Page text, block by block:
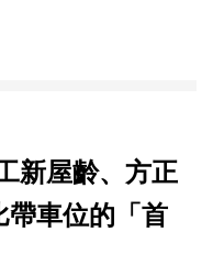
地下室